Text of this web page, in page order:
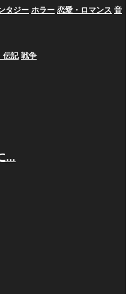
タジー ホラー 恋愛・ロマンス 音
伝記 戦争
…